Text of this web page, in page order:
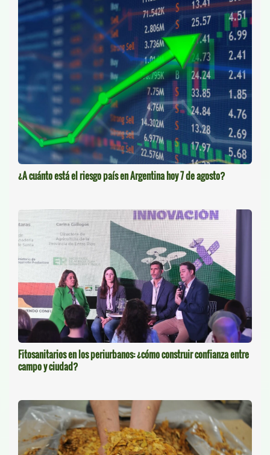
¿A cuánto está el riesgo país en Argentina hoy 7 de agosto?
Fitosanitarios en los periurbanos: ¿cómo construir confianza entre
campo y ciudad?